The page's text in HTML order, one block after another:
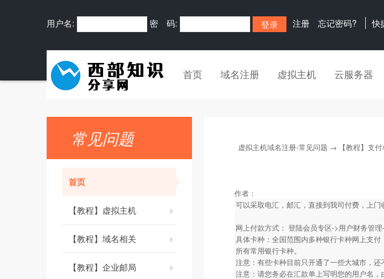
用户名: 密 码: 注册 忘记密码? 快
首页 域名注册 虚拟主机 云服务器
常见问题
首页
【教程】虚拟主机
【教程】域名相关
【教程】企业邮局
虚拟主机域名注册-常见问题 → 【教程】支
作者：
可以采取电汇，邮汇，直接到我司付费，上门
网上付款方式： 登陆会员专区->用户财务管
具体卡种：全国范围内多种银行卡种网上支
所有常用银行卡种。
注意：有些卡种目前只开通了一些大城市，还
注意：请您务必在汇款单上写明您的用户名